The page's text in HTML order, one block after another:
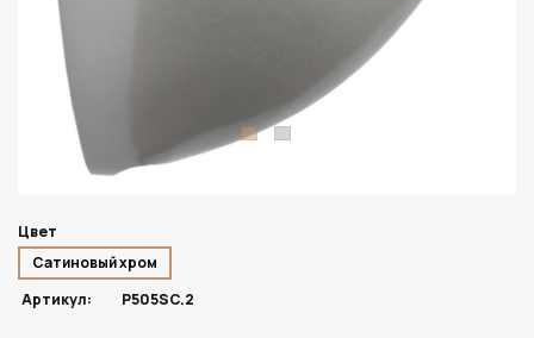
Цвет
Сатиновый хром
Артикул:
P505SC.2